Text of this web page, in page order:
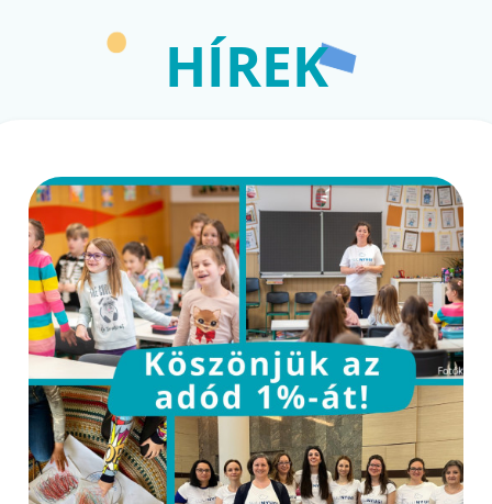
HÍREK